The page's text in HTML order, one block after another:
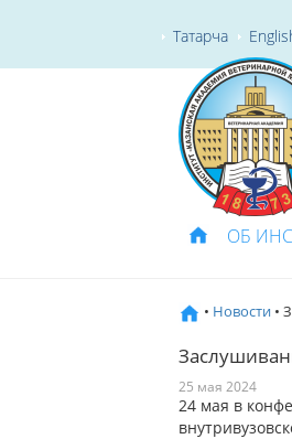
Татарча
ОБ
• Новости •
25 мая 2024
24 мая в